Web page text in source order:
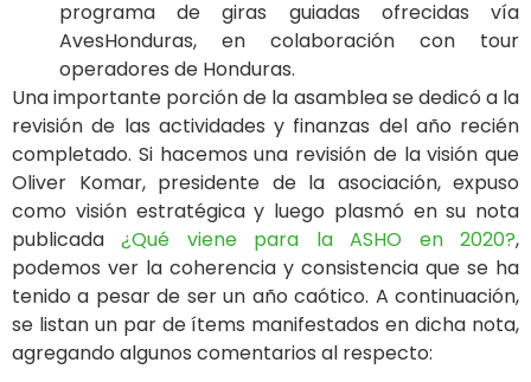
programa de giras guiadas ofrecidas vía
AvesHonduras, en colaboración con tour
operadores de Honduras.
Una importante porción de la asamblea se dedicó a la
revisión de las actividades y finanzas del año recién
completado. Si hacemos una revisión de la visión que
Oliver Komar, presidente de la asociación, expuso
como visión estratégica y luego plasmó en su nota
publicada¿Qué viene para la ASHO en 2020?,
podemos ver la coherencia y consistencia que se ha
tenido a pesar de ser un año caótico. A continuación,
se listan un par de ítems manifestados en dicha nota,
agregando algunos comentarios al respecto: